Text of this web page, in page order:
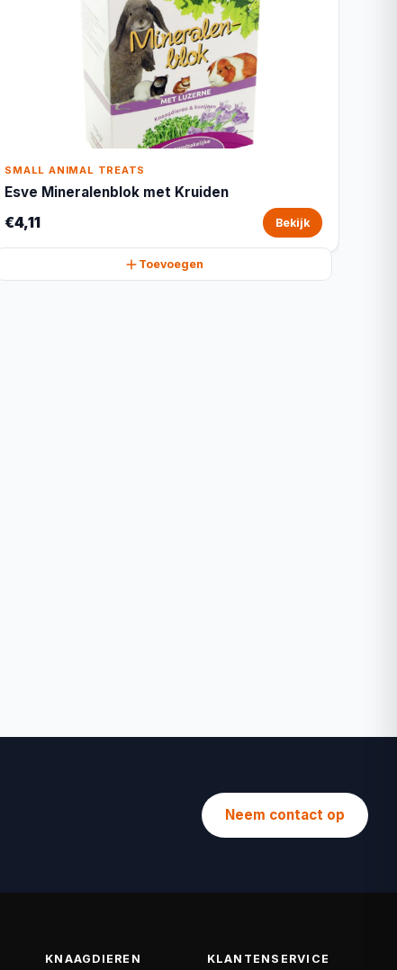
SMALL ANIMAL TREATS
Esve Mineralenblok met Kruiden
€4,11 Bekijk
Toevoegen
Neem contact op
KNAAGDIEREN KLANTENSERVICE